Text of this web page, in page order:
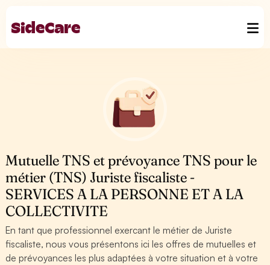
Mutuelle TNS et prévoyance TNS pour le
métier (TNS) Juriste fiscaliste -
SERVICES A LA PERSONNE ET A LA
COLLECTIVITE
En tant que professionnel exercant le métier de Juriste
fiscaliste, nous vous présentons ici les offres de mutuelles et
de prévoyances les plus adaptées à votre situation et à votre